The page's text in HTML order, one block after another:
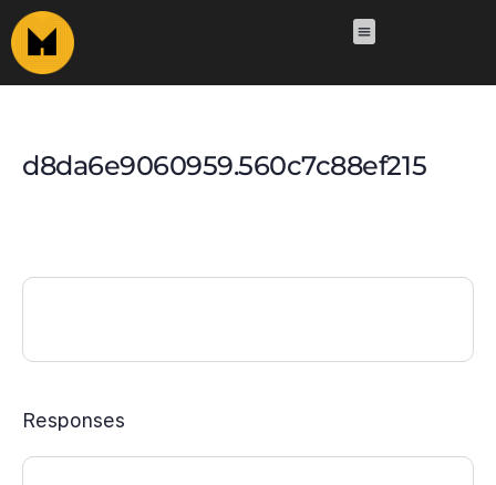
d8da6e9060959.560c7c88ef215
Responses